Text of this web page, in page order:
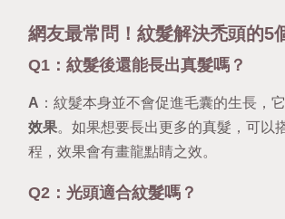
網友最常問！紋髮解決禿頭的5
Q1：紋髮後還能長出真髮嗎？
A ：紋髮本身並不會促進毛囊的生長，
效果。如果想要長出更多的真髮，可以
程，效果會有畫龍點睛之效。
Q2：光頭適合紋髮嗎？